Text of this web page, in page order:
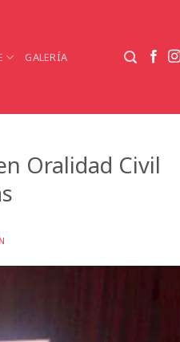
GALERÍA
Oralidad Civil